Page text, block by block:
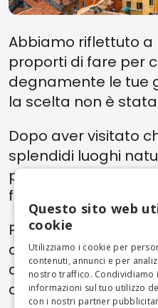
Abbiamo riflettuto a
proporti di fare per
degnamente le tue
la scelta non è
Dopo aver visitato
splendidi luoghi
pensato che
fonte di ispirazione:
Perché, in fondo, lo
questa città è
architettura e
anche di un’
Questo sito web
cookie
Utilizziamo i cookie per
contenuti, annunci e per
nostro traffico. Condividiamo
informazioni sul tuo utilizzo
con i nostri partner